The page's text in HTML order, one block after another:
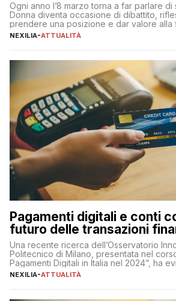
Ogni anno l’8 marzo torna a far parlare di
Donna diventa occasione di dibattito,
prendere una posizione e dar valore alla
sua complessità e crucialità. A lanciare un
NEXILIA-ATTUALITÀ
Pagamenti digitali e conti
futuro delle transazioni
Una recente ricerca dell’Osservatorio
Politecnico di Milano, presentata nel
Pagamenti Digitali in Italia nel 2024”, ha
definitivi del primo semestre 2024
NEXILIA-ATTUALITÀ